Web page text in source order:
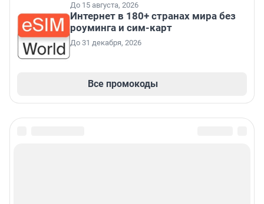
До 15 августа, 2026
Интернет в 180+ странах мира без
роуминга и сим-карт
До 31 декабря, 2026
Все промокоды